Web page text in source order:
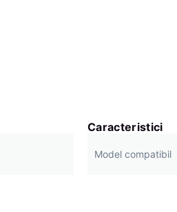
Caracteristici
Model compatibil